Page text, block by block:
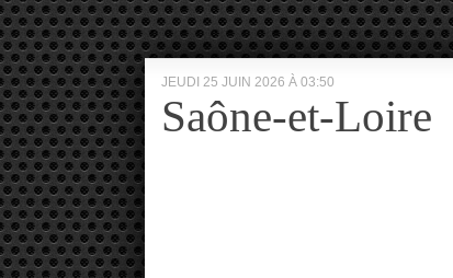
JEUDI 25 JUIN 2026 À 03:50
Saône-et-Loire